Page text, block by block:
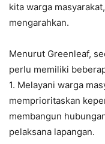
kita warga
mengarahkan.
Menurut Greenleaf,
perlu memiliki
1. Melayani warga
memprioritaskan
membangun
pelaksana lapangan.